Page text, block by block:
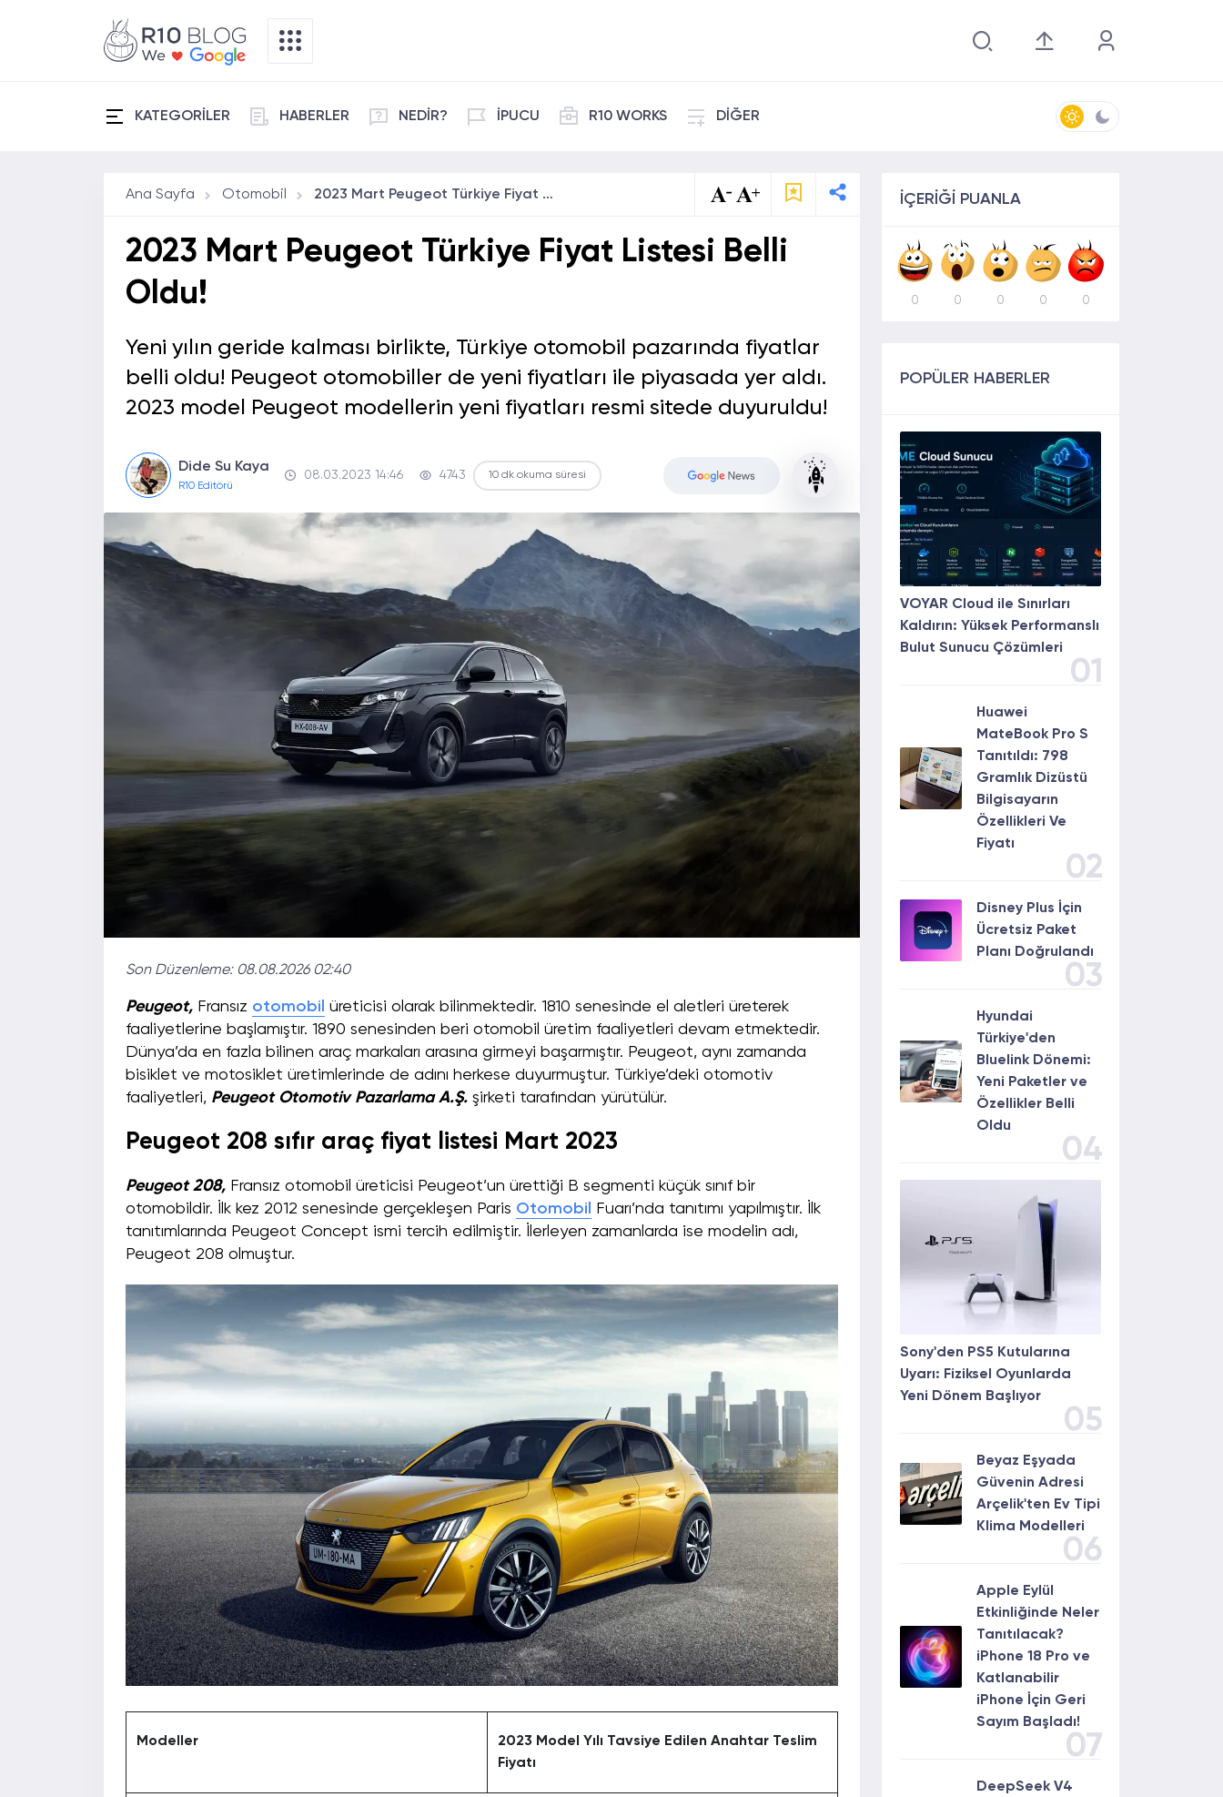
KATEGORİLER HABERLER NEDİR? İPUCU R10 WORKS DİĞER
Ana Sayfa Otomobil 2023 Mart Peugeot Türkiye Fiyat Listesi Belli Oldu!
2023 Mart Peugeot Türkiye Fiyat Listesi Belli
Oldu!
Yeni yılın geride kalması birlikte, Türkiye otomobil pazarında fiyatlar
belli oldu! Peugeot otomobiller de yeni fiyatları ile piyasada yer aldı.
2023 model Peugeot modellerin yeni fiyatları resmi sitede duyuruldu!
Dide Su Kaya
R10 Editörü
08.03.2023 14:46 4743 10 dk okuma süresi
Son Düzenleme: 08.08.2026 02:40
Peugeot, Fransız otomobil üreticisi olarak bilinmektedir. 1810 senesinde el aletleri üreterek
faaliyetlerine başlamıştır. 1890 senesinden beri otomobil üretim faaliyetleri devam etmektedir.
Dünya’da en fazla bilinen araç markaları arasına girmeyi başarmıştır. Peugeot, aynı zamanda
bisiklet ve motosiklet üretimlerinde de adını herkese duyurmuştur. Türkiye’deki otomotiv
faaliyetleri, Peugeot Otomotiv Pazarlama A.Ş. şirketi tarafından yürütülür.
Peugeot 208 sıfır araç fiyat listesi Mart 2023
Peugeot 208, Fransız otomobil üreticisi Peugeot’un ürettiği B segmenti küçük sınıf bir
otomobildir. İlk kez 2012 senesinde gerçekleşen Paris Otomobil
Fuarı’nda tanıtımı yapılmıştır. İlk
tanıtımlarında Peugeot Concept ismi tercih edilmiştir. İlerleyen zamanlarda ise modelin adı,
Peugeot 208 olmuştur.
Modeller
2023 Model Yılı Tavsiye Edilen Anahtar Teslim
Fiyatı
İÇERİĞİ PUANLA
0 0 0 0 0
POPÜLER HABERLER
VOYAR Cloud ile Sınırları
Kaldırın: Yüksek Performanslı
Bulut Sunucu Çözümleri
01
Huawei
MateBook Pro S
Tanıtıldı: 798
Gramlık Dizüstü
Bilgisayarın
Özellikleri Ve
Fiyatı
02
Disney Plus İçin
Ücretsiz Paket
Planı Doğrulandı
03
Hyundai
Türkiye'den
Bluelink Dönemi:
Yeni Paketler ve
Özellikler Belli
Oldu
04
Sony'den PS5 Kutularına
Uyarı: Fiziksel Oyunlarda
Yeni Dönem Başlıyor
05
Beyaz Eşyada
Güvenin Adresi
Arçelik'ten Ev Tipi
Klima Modelleri
06
Apple Eylül
Etkinliğinde Neler
Tanıtılacak?
iPhone 18 Pro ve
Katlanabilir
iPhone İçin Geri
Sayım Başladı!
07
DeepSeek V4